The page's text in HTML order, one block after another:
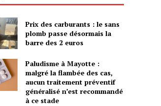
Prix des carburants : le sans
plomb passe désormais la
barre des 2 euros
Paludisme à Mayotte :
malgré la flambée des cas,
aucun traitement préventif
généralisé n’est recommandé
à ce stade